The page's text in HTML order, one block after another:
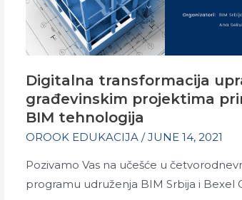
Digitalna transformacija
građevinskim projektima
BIM tehnologija
OROOK EDUKACIJA /JUNE 14, 2021
Pozivamo Vas na učešće u
programu udruženja BIM Srbija i Bexel